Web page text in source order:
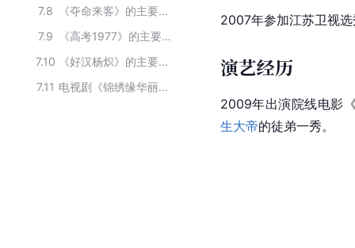
7.8
《夺命来客》的主要演员
7.9
《高考1977》的主要演员
7.10
《好汉杨炽》的主要演员
7.11
电视剧《锦绣缘华丽冒险》的演员
2007年参加江苏卫视
演艺经历
2009年出演院线电影
生大帝的徒弟一秀。